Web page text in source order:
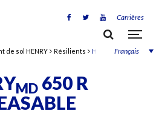
Carrières
Français
de sol HENRY Résilients HENRYMD 650 R
MD650 R